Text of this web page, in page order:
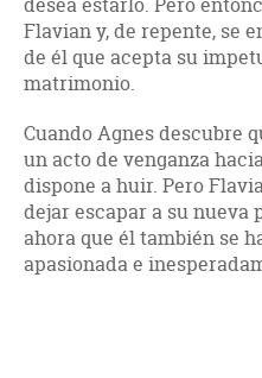
Flavian y, de repente, se
de él que acepta su
matrimonio.
Cuando Agnes descubre
un acto de venganza
dispone a huir. Pero
dejar escapar a su
ahora que él también se
apasionada e